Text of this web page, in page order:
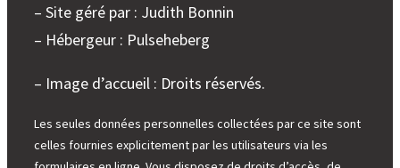
données
à
personnel
– Site géré par : Judith Bonnin
– Hébergeur : Pulseheberg
– Image d’accueil : Droits réservés.
Les seules données personnelles collectées par ce site sont
celles fournies explicitement par les utilisateurs via les